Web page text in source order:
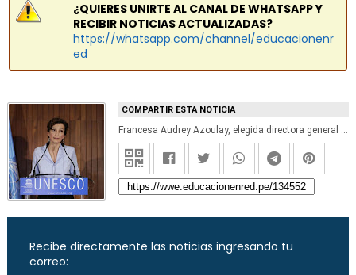
¿QUIERES UNIRTE AL CANAL DE WHATSAPP Y
RECIBIR NOTICIAS ACTUALIZADAS?
https://whatsapp.com/channel/educacionenr
ed
COMPARTIR ESTA NOTICIA
Francesa Audrey Azoulay, elegida directora general de la Unesco
Recibe directamente las noticias ingresando tu
correo: